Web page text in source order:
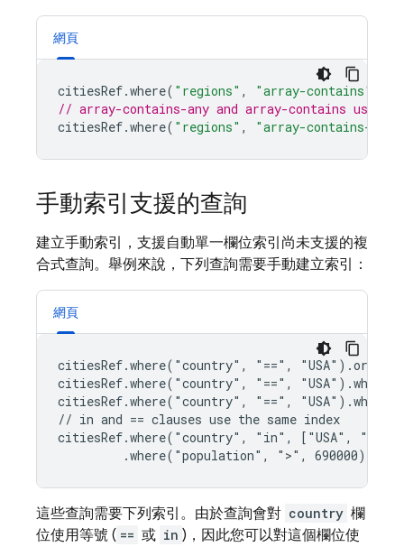
網頁
citiesRef.where( "regions" , "array-contains"
// array-contains-any and array-contains use the
citiesRef.where( "regions" , "array-contains-any"
手動索引支援的查詢
建立手動索引，支援自動單一欄位索引尚未支援的複
合式查詢。舉例來說，下列查詢需要手動建立索引：
網頁
citiesRef.where("country", "==",
citiesRef.where("country", "==",
citiesRef.where("country", "==",
// in and == clauses use the same index
citiesRef.where("country", "in", ["USA",
         .where("population", ">", 690000)
這些查詢需要下列索引。由於查詢會對 country 欄
位使用等號 ( == 或 in )，因此您可以對這個欄位使